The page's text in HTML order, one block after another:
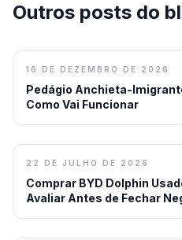
Outros posts do
16 DE DEZEMBRO DE 2026
Pedágio Anchieta-
Como Vai Funcionar
22 DE JULHO DE 2026
Comprar BYD Dolphin
Avaliar Antes de Fechar